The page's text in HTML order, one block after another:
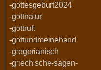
-gottesgeburt2024
-gottnatur
-gottruft
-gottundmeinehand
-gregorianisch
-griechische-sagen-